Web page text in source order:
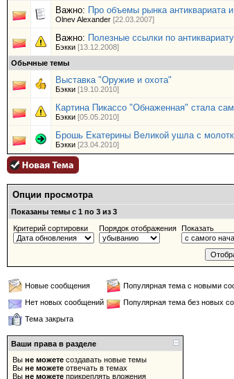
Важно: Про объемы рынка антиквариата
Olnev Alexander [22.03.2007]
Важно: Полезные ссылки по
Бэкки [13.12.2008]
Обычные темы
Выставка "Оружие и охота"
Бэкки [19.10.2010]
Картина Пикассо "Обнаженная" стала
Бэкки [05.05.2010]
Брошь Екатерины Великой ушла с
Бэкки [23.04.2010]
Опции просмотра
Показаны темы с 1 по 3 из 3
Критерий сортировки
Порядок отображения Показать
Новые сообщения
Популярная тема с новыми
Нет новых сообщений
Популярная тема без новых
Тема закрыта
Ваши права в разделе
Вы не можете создавать новые темы
Вы не можете отвечать в темах
Вы не можете прикреплять вложения